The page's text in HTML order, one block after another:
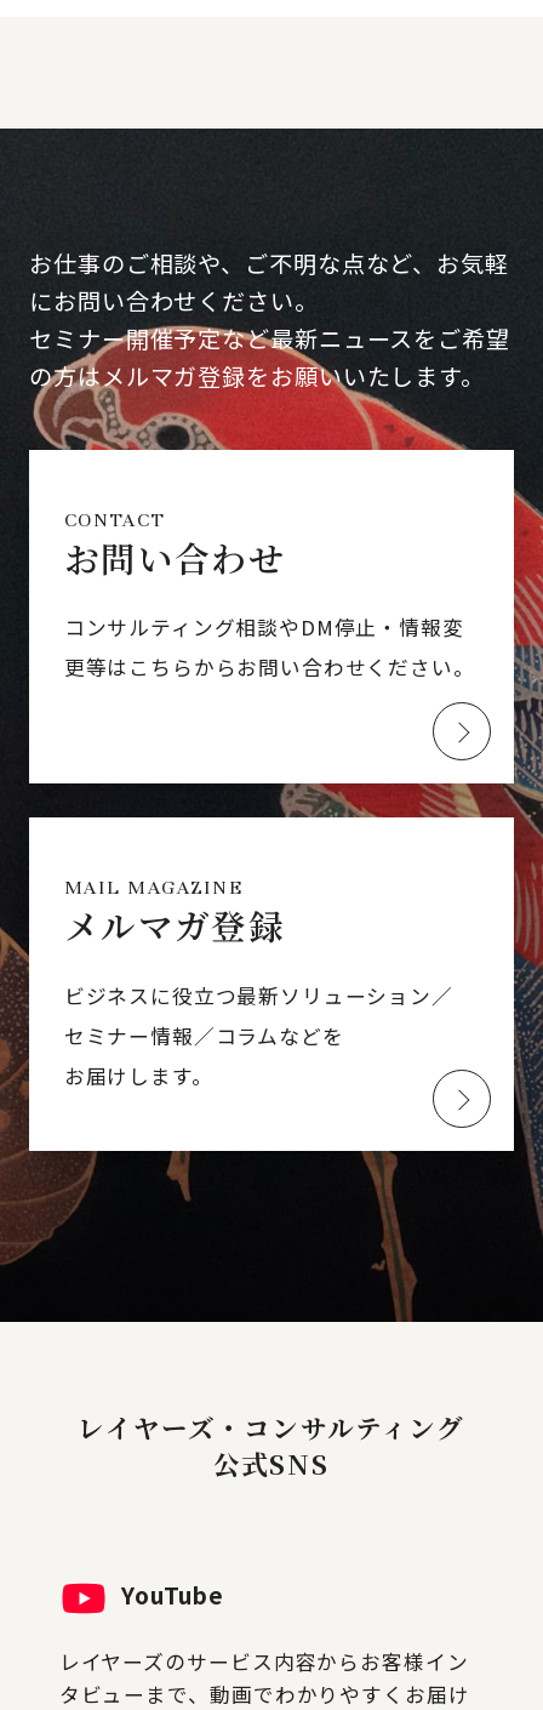
お仕事のご相談や、ご不明な点など、お気軽
にお問い合わせください。
セミナー開催予定など最新ニュースをご希望
の方はメルマガ登録をお願いいたします。
CONTACT
お問い合わせ
コンサルティング相談やDM停止・情報変
更等はこちらからお問い合わせください。
MAIL MAGAZINE
メルマガ登録
ビジネスに役立つ最新ソリューション／
セミナー情報／コラムなどを
お届けします。
レイヤーズ・コンサルティング
公式SNS
YouTube
レイヤーズのサービス内容からお客様イン
タビューまで、動画でわかりやすくお届け